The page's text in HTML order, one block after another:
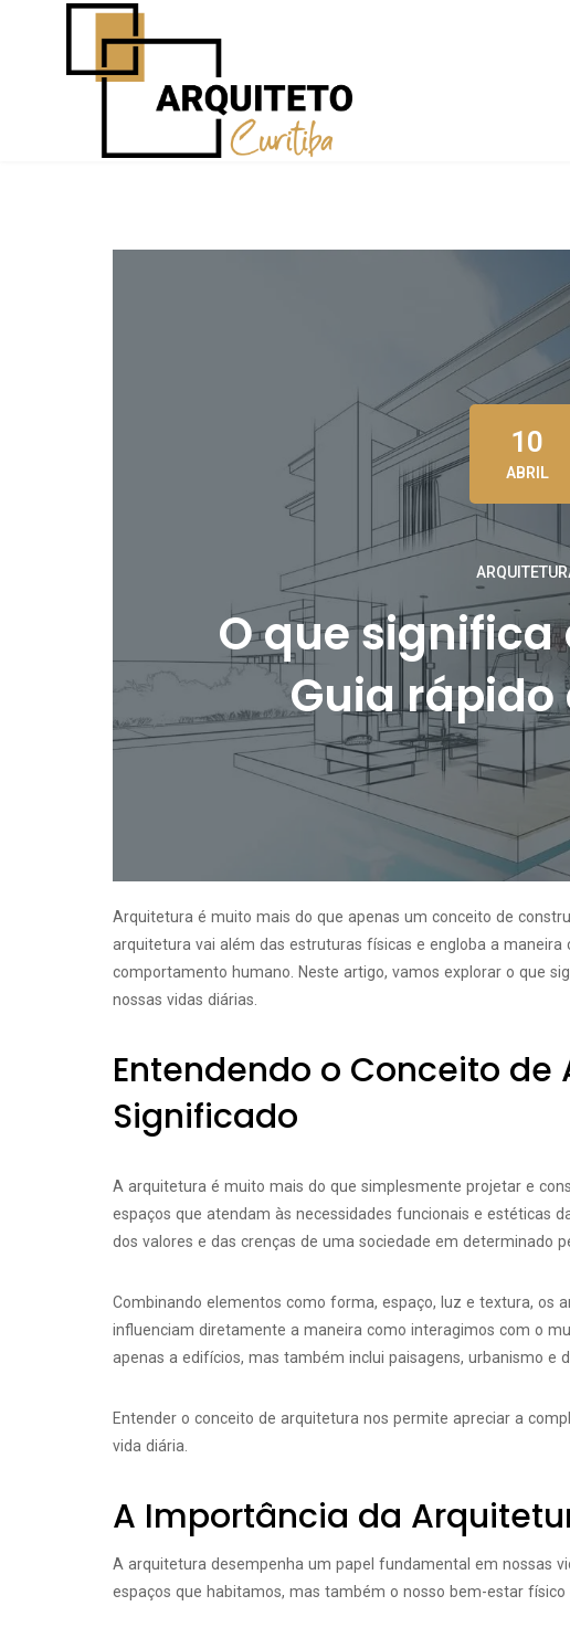
10
ABRIL
O que
Guia
Arquitetura é muito mais do que apenas um conceito de
arquitetura vai além das estruturas físicas e engloba a
comportamento humano. Neste artigo, vamos explorar o que
nossas vidas diárias.
Entendendo o Conceito de
Significado
A arquitetura é muito mais do que simplesmente projetar e
espaços que atendam às necessidades funcionais e estéticas
dos valores e das crenças de uma sociedade em determinado
Combinando elementos como forma, espaço, luz e textura, os
influenciam diretamente a maneira como interagimos com o
apenas a edifícios, mas também inclui paisagens, urbanismo e
Entender o conceito de arquitetura nos permite apreciar a
vida diária.
A Importância da
A arquitetura desempenha um papel fundamental em nossas
espaços que habitamos, mas também o nosso bem-estar físico